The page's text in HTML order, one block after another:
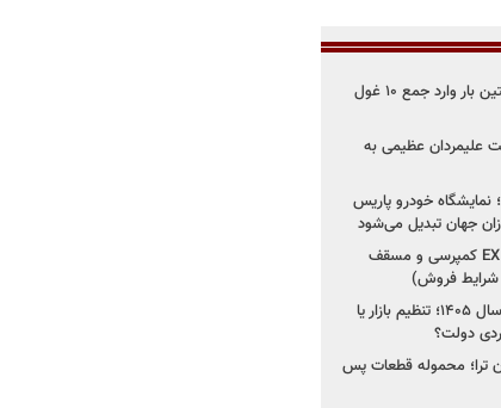
۳ خودروساز چینی برای نخستین بار وارد جمع ۱۰ غول
علیمردان عظیمی به
نمایشگاه خودرو پاریس
شروع فروش اقساطی زامیاد EX کمپرسی و مسقف
راز واردات ۷۵ هزار خودرو در سال ۱۴۰۵؛ تنظیم بازار یا
ترا؛ محموله قطعات پس